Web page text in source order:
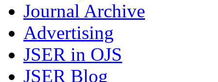
Journal Archive
Advertising
JSER in OJS
JSER Blog